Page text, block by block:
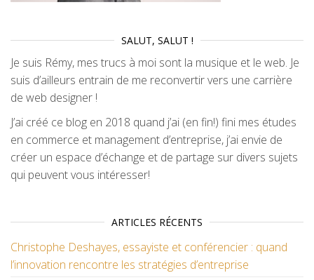
SALUT, SALUT !
Je suis Rémy, mes trucs à moi sont la musique et le web. Je
suis d’ailleurs entrain de me reconvertir vers une carrière
de web designer !
J’ai créé ce blog en 2018 quand j’ai (en fin!) fini mes études
en commerce et management d’entreprise, j’ai envie de
créer un espace d’échange et de partage sur divers sujets
qui peuvent vous intéresser!
ARTICLES RÉCENTS
Christophe Deshayes, essayiste et conférencier : quand
l’innovation rencontre les stratégies d’entreprise